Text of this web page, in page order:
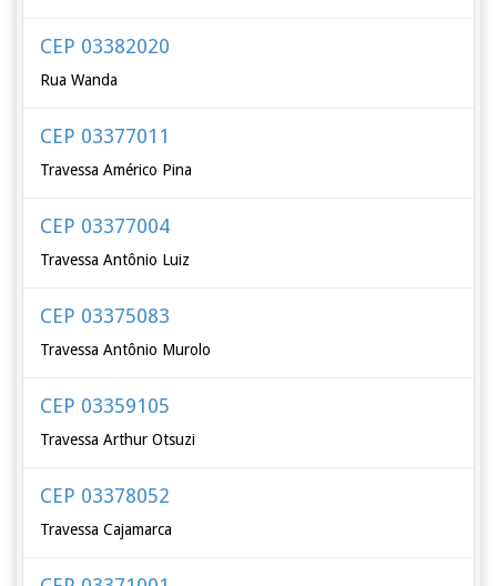
CEP 03382020
Rua Wanda
CEP 03377011
Travessa Américo Pina
CEP 03377004
Travessa Antônio Luiz
CEP 03375083
Travessa Antônio Murolo
CEP 03359105
Travessa Arthur Otsuzi
CEP 03378052
Travessa Cajamarca